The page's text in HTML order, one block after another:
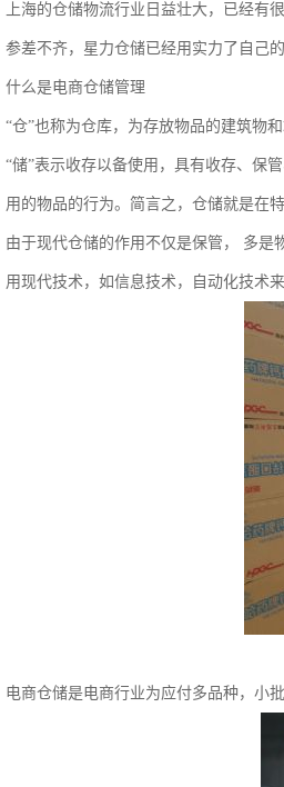
上海的仓储物流行业日益壮大，已经有
参差不齐，星力仓储已经用实力了自己
什么是电商仓储管理
“仓”也称为仓库，为存放物品的建筑物
“储”表示收存以备使用，具有收存、保
用的物品的行为。简言之，仓储就是在
由于现代仓储的作用不仅是保管， 多是
用现代技术，如信息技术，自动化技术
电商仓储是电商行业为应付多品种，小